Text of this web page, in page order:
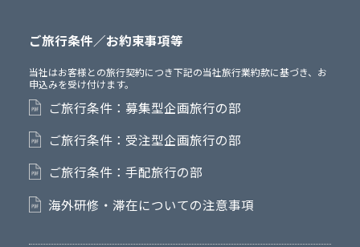
ご旅行条件／お約束事項等
当社はお客様との旅行契約につき下記の当社旅行業約款に基づき、お
申込みを受け付けます。
ご旅行条件：募集型企画旅行の部
ご旅行条件：受注型企画旅行の部
ご旅行条件：手配旅行の部
海外研修・滞在についての注意事項